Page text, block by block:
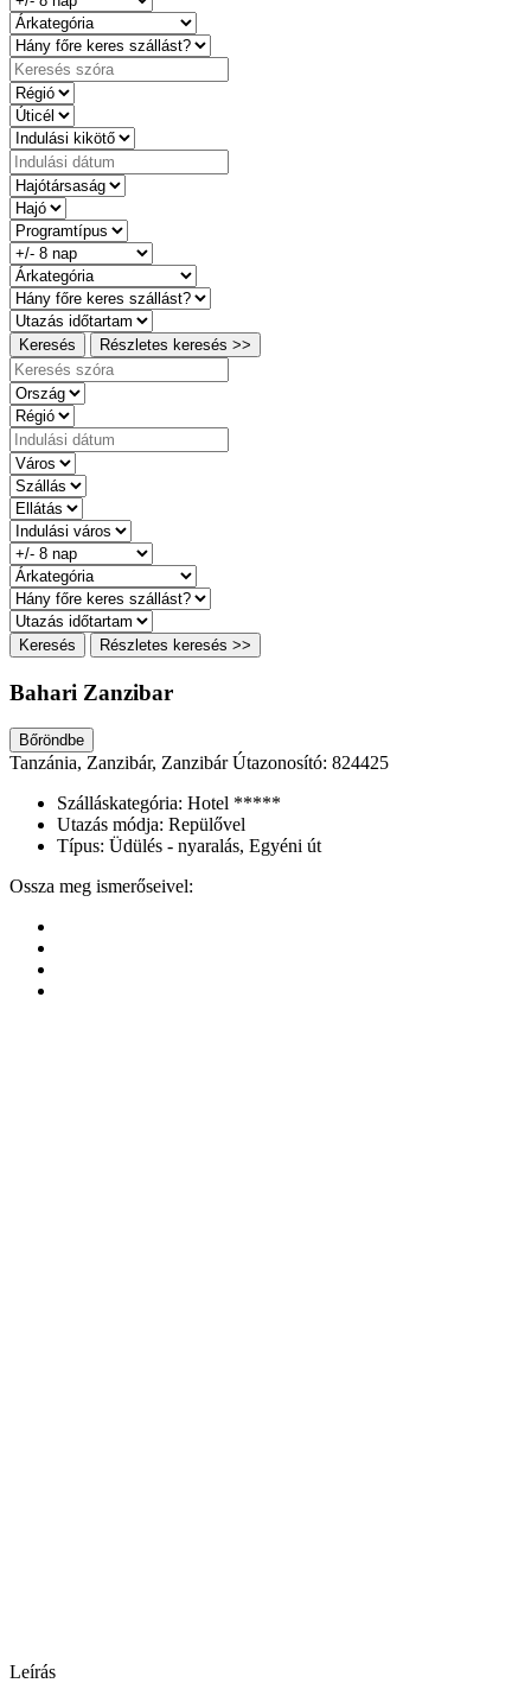
Keresés Részletes keresés >>
Keresés Részletes keresés >>
Bahari Zanzibar
Bőröndbe
Tanzánia, Zanzibár, Zanzibár Útazonosító: 824425
Szálláskategória: Hotel *****
Utazás módja: Repülővel
Típus: Üdülés - nyaralás, Egyéni út
Ossza meg ismerőseivel:
Leírás